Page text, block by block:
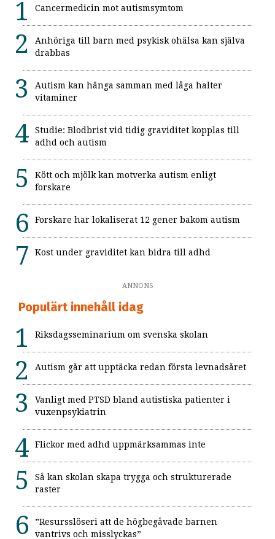
Cancermedicin mot autismsymtom
Anhöriga till barn med psykisk ohälsa kan själva
drabbas
Autism kan hänga samman med låga halter
vitaminer
Studie: Blodbrist vid tidig graviditet kopplas till
adhd och autism
Kött och mjölk kan motverka autism enligt
forskare
Forskare har lokaliserat 12 gener bakom autism
Kost under graviditet kan bidra till adhd
ANNONS
Populärt innehåll idag
Riksdagsseminarium om svenska skolan
Autism går att upptäcka redan första levnadsåret
Vanligt med PTSD bland autistiska patienter i
vuxenpsykiatrin
Flickor med adhd uppmärksammas inte
Så kan skolan skapa trygga och strukturerade
raster
”Resursslöseri att de högbegåvade barnen
vantrivs och misslyckas”